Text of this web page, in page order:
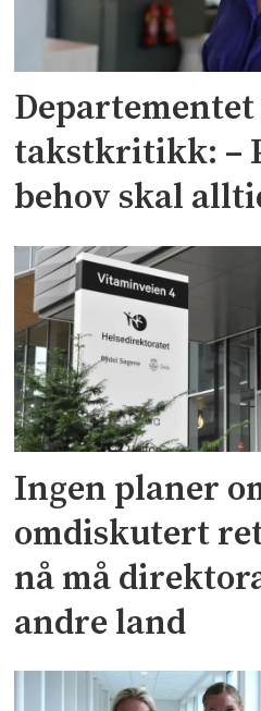
takstkritikk: –
behov skal
Ingen planer
omdiskutert
nå må
andre land